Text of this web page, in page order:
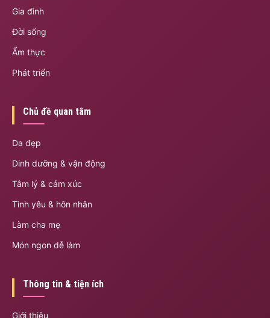
Gia đình
Đời sống
Ẩm thực
Phát triển
Chủ đề quan tâm
Da đẹp
Dinh dưỡng & vận động
Tâm lý & cảm xúc
Tình yêu & hôn nhân
Làm cha mẹ
Món ngon dễ làm
Thông tin & tiện ích
Giới thiệu